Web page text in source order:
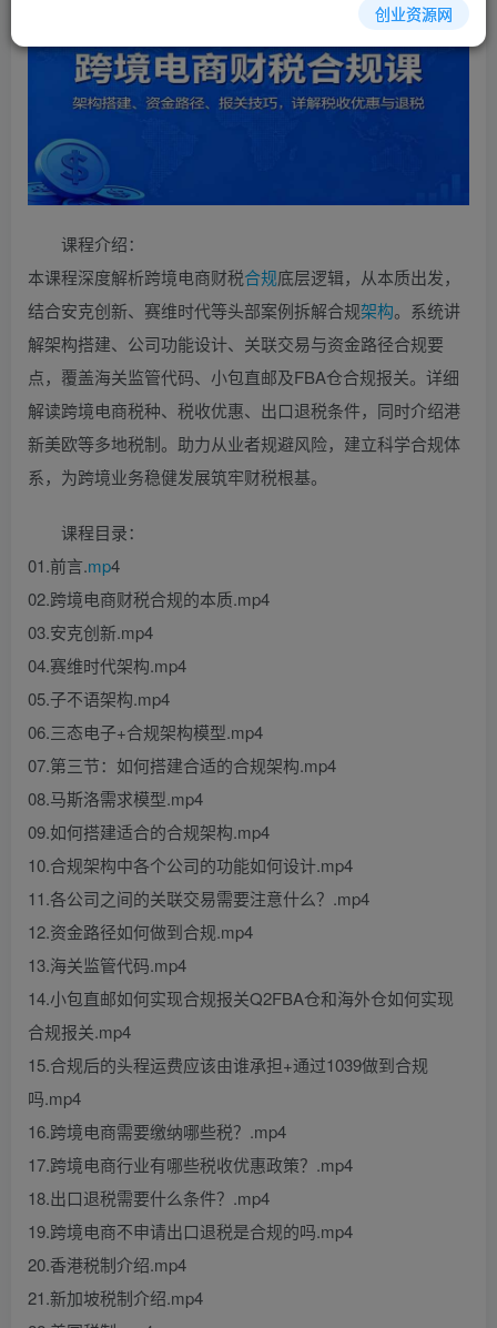
课程介绍：
本课程深度解析跨境电商财税合规底层逻辑，从本质出发，
结合安克创新、赛维时代等头部案例拆解合规架构。系统讲
解架构搭建、公司功能设计、关联交易与资金路径合规要
点，覆盖海关监管代码、小包直邮及FBA仓合规报关。详细
解读跨境电商税种、税收优惠、出口退税条件，同时介绍港
新美欧等多地税制。助力从业者规避风险，建立科学合规体
系，为跨境业务稳健发展筑牢财税根基。
课程目录：
01.前言.mp4
02.跨境电商财税合规的本质.mp4
03.安克创新.mp4
04.赛维时代架构.mp4
05.子不语架构.mp4
06.三态电子+合规架构模型.mp4
07.第三节：如何搭建合适的合规架构.mp4
08.马斯洛需求模型.mp4
09.如何搭建适合的合规架构.mp4
10.合规架构中各个公司的功能如何设计.mp4
11.各公司之间的关联交易需要注意什么？.mp4
12.资金路径如何做到合规.mp4
13.海关监管代码.mp4
14.小包直邮如何实现合规报关Q2FBA仓和海外仓如何实现
合规报关.mp4
15.合规后的头程运费应该由谁承担+通过1039做到合规
吗.mp4
16.跨境电商需要缴纳哪些税？.mp4
17.跨境电商行业有哪些税收优惠政策？.mp4
18.出口退税需要什么条件？.mp4
19.跨境电商不申请出口退税是合规的吗.mp4
20.香港税制介绍.mp4
21.新加坡税制介绍.mp4
创业资源网